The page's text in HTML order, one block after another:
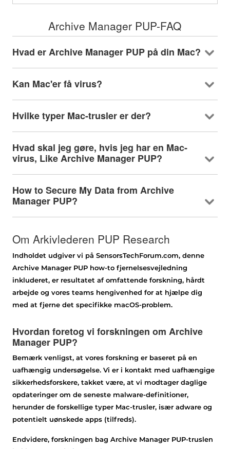
Archive Manager PUP-FAQ
Hvad er Archive Manager PUP på din Mac?
Kan Mac'er få virus?
Hvilke typer Mac-trusler er der?
Hvad skal jeg gøre, hvis jeg har en Mac-
virus, Like Archive Manager PUP?
How to Secure My Data from Archive
Manager PUP?
Om Arkivlederen PUP Research
Indholdet udgiver vi på SensorsTechForum.com, denne
Archive Manager PUP how-to fjernelsesvejledning
inkluderet, er resultatet af omfattende forskning, hårdt
arbejde og vores teams hengivenhed for at hjælpe dig
med at fjerne det specifikke macOS-problem.
Hvordan foretog vi forskningen om Archive
Manager PUP?
Bemærk venligst, at vores forskning er baseret på en
uafhængig undersøgelse. Vi er i kontakt med uafhængige
sikkerhedsforskere, takket være, at vi modtager daglige
opdateringer om de seneste malware-definitioner,
herunder de forskellige typer Mac-trusler, især adware og
potentielt uønskede apps (tilfreds).
Endvidere, forskningen bag Archive Manager PUP-truslen